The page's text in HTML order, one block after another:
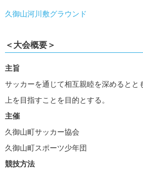
久御山河川敷グラウンド
＜大会概要＞
主旨
サッカーを通じて相互親睦を深めるとと
上を目指すことを目的とする。
主催
久御山町サッカー協会
久御山町スポーツ少年団
競技方法